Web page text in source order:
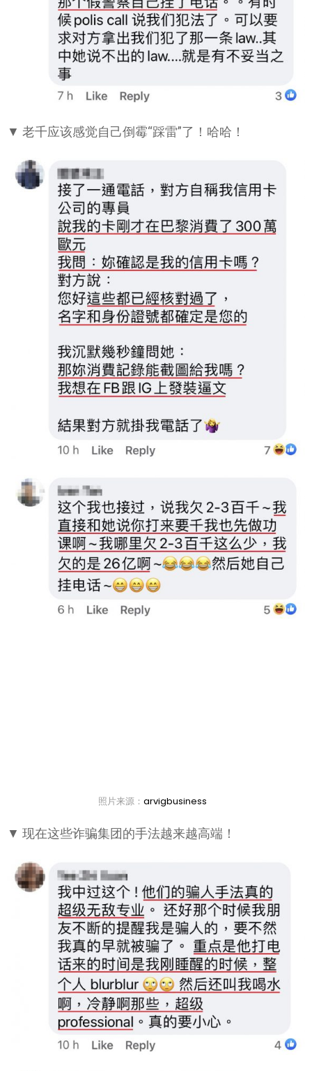
▼ 老千应该感觉自己倒霉“踩雷”了！哈哈！
照片来源： arvigbusiness
▼ 现在这些诈骗集团的手法越来越高端！